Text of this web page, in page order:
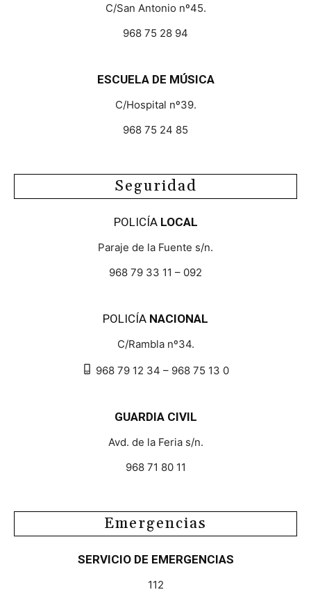
C/San Antonio nº45.
968 75 28 94
ESCUELA DE MÚSICA
C/Hospital nº39.
968 75 24 85
Seguridad
POLICÍA LOCAL
Paraje de la Fuente s/n.
968 79 33 11 – 092
POLICÍA NACIONAL
C/Rambla nº34.
968 79 12 34 – 968 75 13 0
GUARDIA CIVIL
Avd. de la Feria s/n.
968 71 80 11
Emergencias
SERVICIO DE EMERGENCIAS
112